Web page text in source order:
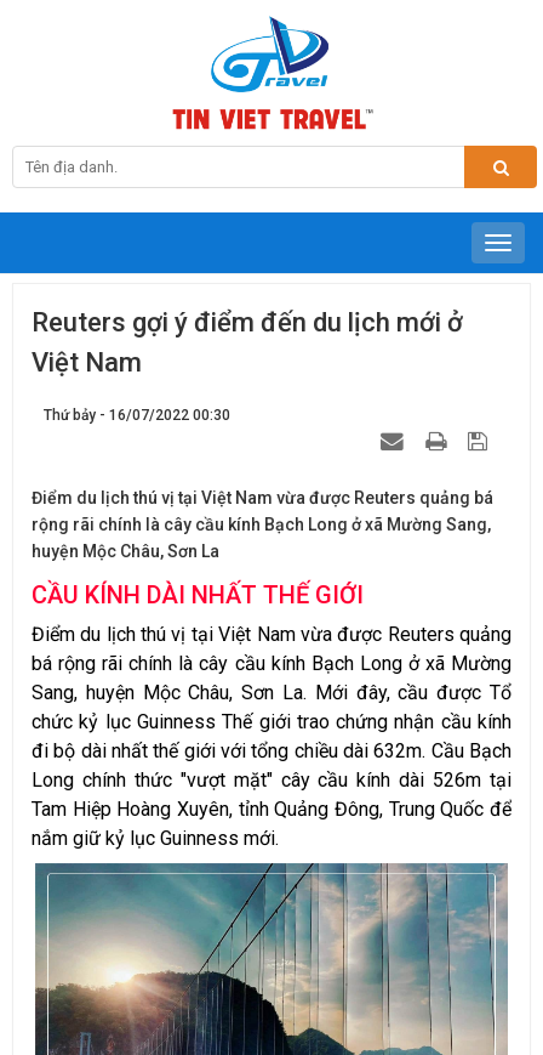
Reuters gợi ý điểm đến du lịch mới ở
Việt Nam
Thứ bảy - 16/07/2022 00:30
Điểm du lịch thú vị tại Việt Nam vừa được Reuters quảng bá
rộng rãi chính là cây cầu kính Bạch Long ở xã Mường Sang,
huyện Mộc Châu, Sơn La
CẦU KÍNH DÀI NHẤT THẾ GIỚI
Điểm du lịch thú vị tại Việt Nam vừa được Reuters quảng
bá rộng rãi chính là cây cầu kính Bạch Long ở xã Mường
Sang, huyện Mộc Châu, Sơn La. Mới đây, cầu được Tổ
chức kỷ lục Guinness Thế giới trao chứng nhận cầu kính
đi bộ dài nhất thế giới với tổng chiều dài 632m. Cầu Bạch
Long chính thức "vượt mặt" cây cầu kính dài 526m tại
Tam Hiệp Hoàng Xuyên, tỉnh Quảng Đông, Trung Quốc để
nắm giữ kỷ lục Guinness mới.